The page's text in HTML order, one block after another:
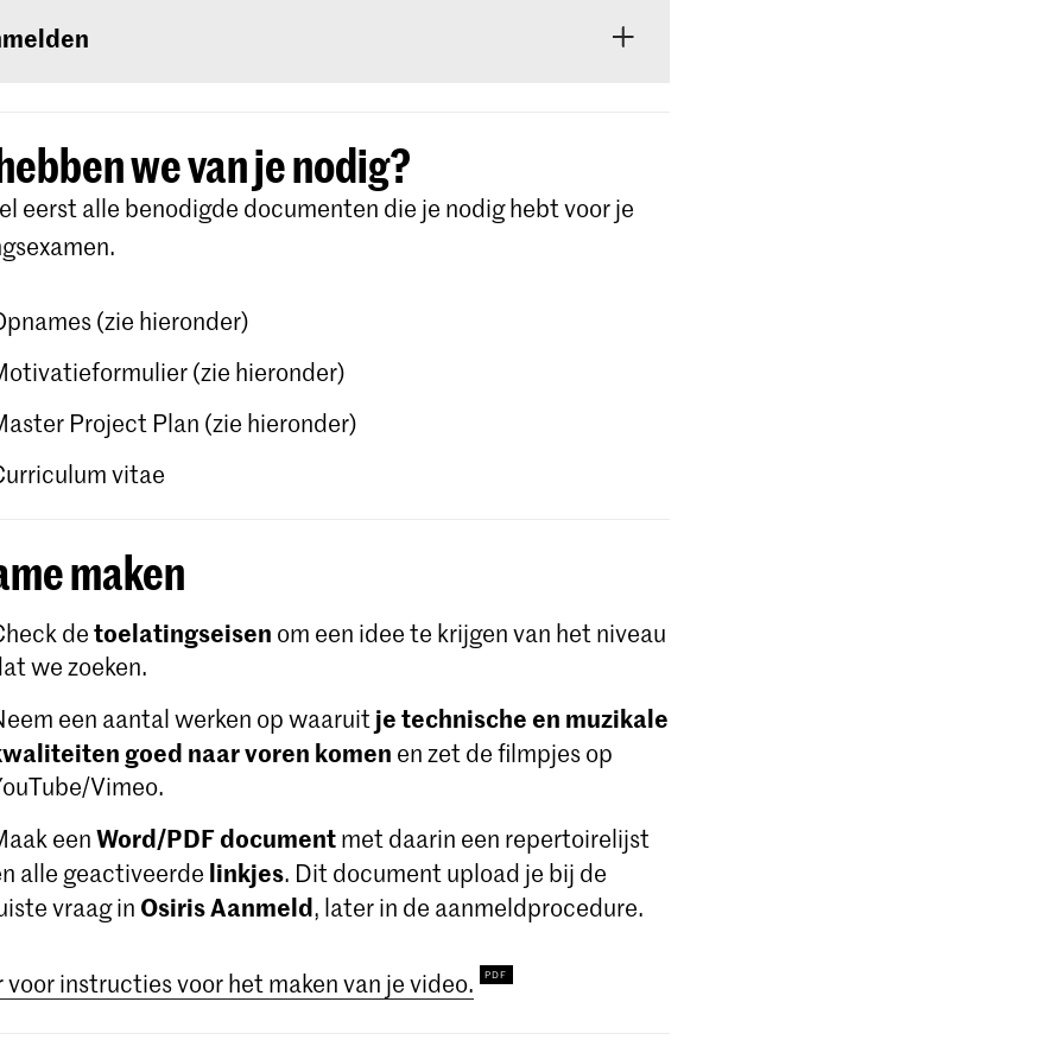
en wachtwoord die je in Studielink zelf kunt
der Kunsten Den Haag (
Koninklijke
Koninklijk Conservatorium Den Haag)
en bevestig je aanmelding. Gedetailleerde instructies
op dewebsite
we van je nodig?
eerst alle benodigde documenten die je nodig hebt voor je
(zie hieronder)
(zie hieronder)
Project Plan (zie hieronder)
vitae
maken
detoelatingseisen om een ​​idee te krijgen van het niveau
we zoeken.
een aantal werken op waaruit je technische en muzikale
goed naar voren komen en zet de filmpjes op
Vimeo.
eenWord/PDF documentmet daarin een repertoirelijst
alle geactiveerde linkjes. Dit document upload je bij de
vraag in Osiris Aanmeld, later in de aanmeldprocedure.
voor instructies voor het maken van je video.